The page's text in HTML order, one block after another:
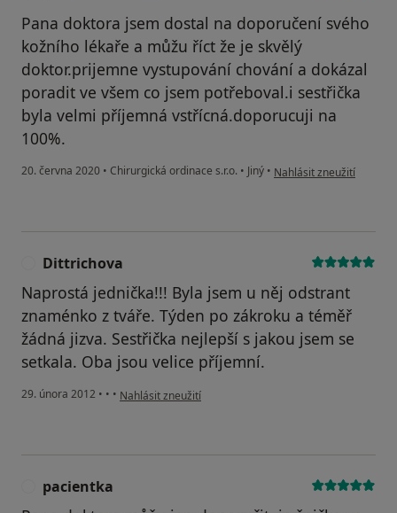
Pana doktora jsem dostal na doporučení svého
kožního lékaře a můžu říct že je skvělý
doktor.prijemne vystupování chování a dokázal
poradit ve všem co jsem potřeboval.i sestřička
byla velmi příjemná vstřícná.doporucuji na
100%.
20. června 2020 • Chirurgická ordinace s.r.o. • Jiný • podle názoru uživatele J.l.
Nahlásit zneužití
Dittrichova
Naprostá jednička!!! Byla jsem u něj odstrant
znaménko z tváře. Týden po zákroku a téměř
žádná jizva. Sestřička nejlepší s jakou jsem se
setkala. Oba jsou velice příjemní.
29. února 2012 • • • podle názoru uživatele Dittrichova
Nahlásit zneužití
pacientka